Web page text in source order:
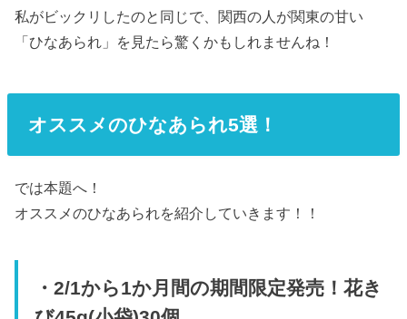
私がビックリしたのと同じで、関西の人が関東の甘い
「ひなあられ」を見たら驚くかもしれませんね！
オススメのひなあられ5選！
では本題へ！
オススメのひなあられを紹介していきます！！
・2/1から1か月間の期間限定発売！花き